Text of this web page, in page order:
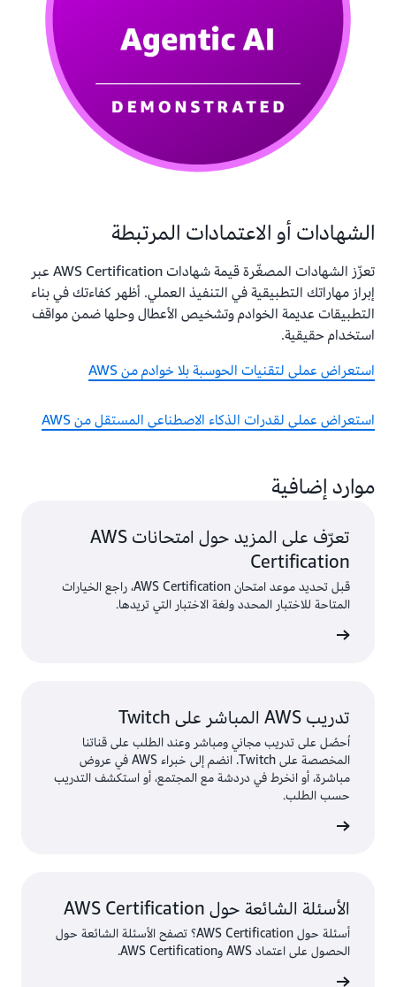
الشهادات أو الاعتمادات المرتبطة
تعزّز الشهادات المصغّرة قيمة شهادات AWS Certification عبر
إبراز مهاراتك التطبيقية في التنفيذ العملي. أظهر كفاءتك في بناء
التطبيقات عديمة الخوادم وتشخيص الأعطال وحلها ضمن مواقف
استخدام حقيقية.
استعراض عملي لتقنيات الحوسبة بلا خوادم من AWS
استعراض عملي لقدرات الذكاء الاصطناعي المستقل من AWS
موارد إضافية
تعرّف على المزيد حول امتحانات AWS
Certification
قبل تحديد موعد امتحان AWS Certification، راجع الخيارات
المتاحة للاختبار المحدد ولغة الاختبار التي تريدها.
تدريب AWS المباشر على Twitch
اُحصُل على تدريب مجاني ومباشر وعند الطلب على قناتنا
المخصصة على Twitch. انضم إلى خبراء AWS في عروض
مباشرة، أو انخرط في دردشة مع المجتمع، أو استكشف التدريب
حسب الطلب.
الأسئلة الشائعة حول AWS Certification
أسئلة حول AWS Certification؟ تصفح الأسئلة الشائعة حول
الحصول على اعتماد AWS وAWS Certification.